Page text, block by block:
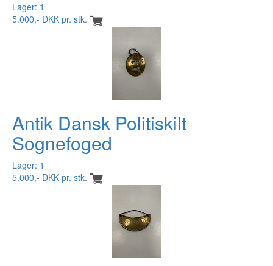
Lager: 1
5.000,- DKK pr. stk.
Antik Dansk Politiskilt
Sognefoged
Lager: 1
5.000,- DKK pr. stk.